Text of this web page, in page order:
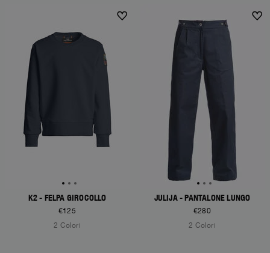
K2 - FELPA GIROCOLLO
€125
2 Colori
JULIJA - PANTALONE LUNGO
€280
2 Colori